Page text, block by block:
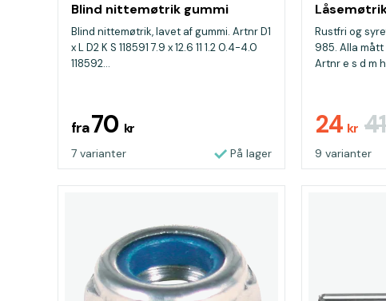
Blind nittemøtrik gummi
Blind nittemøtrik, lavet af gummi. Artnr D1
x L D2 K S 118591 7.9 x 12.6 11 1.2 0.4-4.0
118592...
fra70 kr
7 varianter På lager
Rustfri og
985. Alla
Artnr e s d m h
24 kr
9 varianter